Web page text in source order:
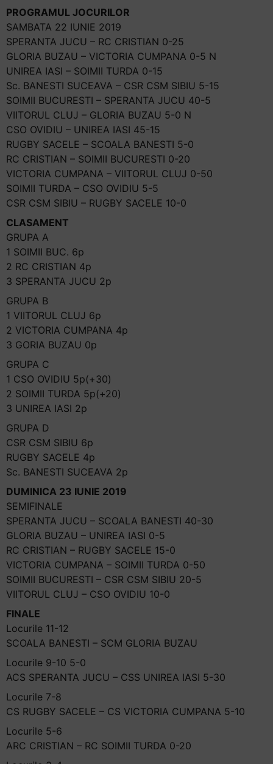
PROGRAMUL JOCURILOR
SAMBATA 22 IUNIE 2019
SPERANTA JUCU – RC CRISTIAN 0-25
GLORIA BUZAU – VICTORIA CUMPANA 0-5 N
UNIREA IASI – SOIMII TURDA 0-15
Sc. BANESTI SUCEAVA – CSR CSM SIBIU 5-15
SOIMII BUCURESTI – SPERANTA JUCU 40-5
VIITORUL CLUJ – GLORIA BUZAU 5-0 N
CSO OVIDIU – UNIREA IASI 45-15
RUGBY SACELE – SCOALA BANESTI 5-0
RC CRISTIAN – SOIMII BUCURESTI 0-20
VICTORIA CUMPANA – VIITORUL CLUJ 0-50
SOIMII TURDA – CSO OVIDIU 5-5
CSR CSM SIBIU – RUGBY SACELE 10-0
CLASAMENT
GRUPA A
1 SOIMII BUC. 6p
2 RC CRISTIAN 4p
3 SPERANTA JUCU 2p
GRUPA B
1 VIITORUL CLUJ 6p
2 VICTORIA CUMPANA 4p
3 GORIA BUZAU 0p
GRUPA C
1 CSO OVIDIU 5p(+30)
2 SOIMII TURDA 5p(+20)
3 UNIREA IASI 2p
GRUPA D
CSR CSM SIBIU 6p
RUGBY SACELE 4p
Sc. BANESTI SUCEAVA 2p
DUMINICA 23 IUNIE 2019
SEMIFINALE
SPERANTA JUCU – SCOALA BANESTI 40-30
GLORIA BUZAU – UNIREA IASI 0-5
RC CRISTIAN – RUGBY SACELE 15-0
VICTORIA CUMPANA – SOIMII TURDA 0-50
SOIMII BUCURESTI – CSR CSM SIBIU 20-5
VIITORUL CLUJ – CSO OVIDIU 10-0
FINALE
Locurile 11-12
SCOALA BANESTI – SCM GLORIA BUZAU
Locurile 9-10 5-0
ACS SPERANTA JUCU – CSS UNIREA IASI 5-30
Locurile 7-8
CS RUGBY SACELE – CS VICTORIA CUMPANA 5-10
Locurile 5-6
ARC CRISTIAN – RC SOIMII TURDA 0-20